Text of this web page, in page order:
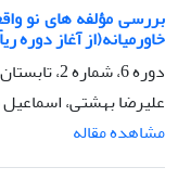
بررسی مؤلفه های نو
خاورمیانه(از آغاز
دوره 6، شماره 2، تابستان 1401
علیرضا بهشتی،
مشاهده مقاله